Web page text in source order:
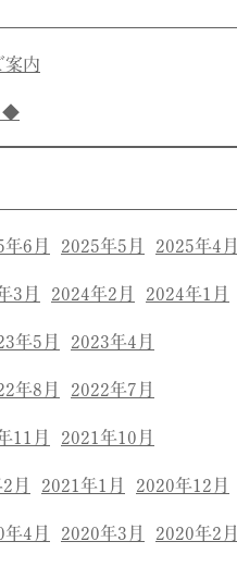
内
◆
6月 2025年5月 2025年4月
3月 2024年2月 2024年1月
年5月 2023年4月
年8月 2022年7月
11月 2021年10月
月 2021年1月 2020年12月
4月 2020年3月 2020年2月